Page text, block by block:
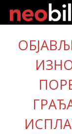
Почетна
Претрага
Актуелно
Подаци